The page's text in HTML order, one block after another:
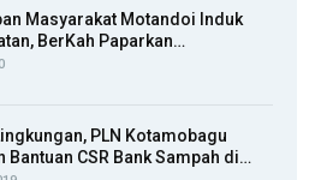
Masyarakat Motandoi Induk
BerKah Paparkan…
PLN Kotamobagu
Bantuan CSR Bank Sampah di…